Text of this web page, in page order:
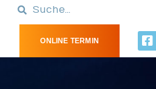
ONLINE TERMIN